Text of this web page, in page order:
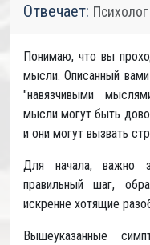
Отвечает:
Понимаю, что вы
мысли. Описанный
"навязчивыми
мысли могут быть
и они могут вызвать
Для начала, важно
правильный шаг,
искренне хотящие
Вышеуказанные